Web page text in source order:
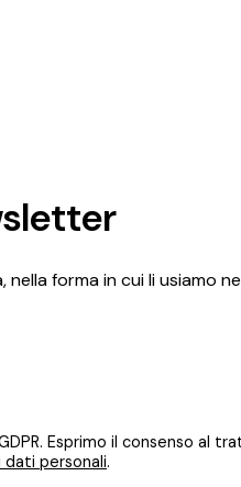
forma in cui li usiamo
Esprimo il consenso al
personali.